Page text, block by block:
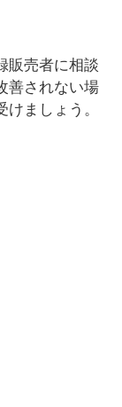
販売者に相談
善されない場
ましょう。